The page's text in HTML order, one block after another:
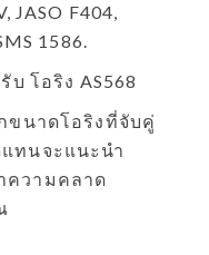
JASO F404,
1586.
บ โอริง AS568
นาดโอริงที่จับคู่
ทนจะแนะนำ
ความคลาด